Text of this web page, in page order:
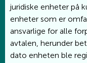
juridiske enheter på
enheter som er
ansvarlige for alle
avtalen, herunder
dato enheten ble